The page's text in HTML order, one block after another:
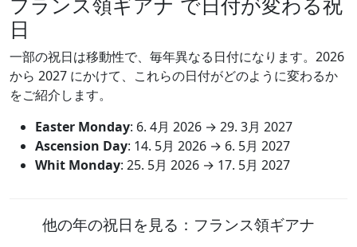
日
一部の祝日は移動性で、毎年異なる日付になります。2026
から 2027 にかけて、これらの日付がどのように変わるか
をご紹介します。
Easter Monday: 6. 4月 2026 → 29. 3月 2027
Ascension Day: 14. 5月 2026 → 6. 5月 2027
Whit Monday: 25. 5月 2026 → 17. 5月 2027
他の年の祝日を見る：フランス領ギアナ